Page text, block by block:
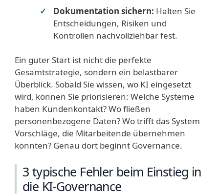
Dokumentation sichern: Halten Sie
Entscheidungen, Risiken und
Kontrollen nachvollziehbar fest.
Ein guter Start ist nicht die perfekte
Gesamtstrategie, sondern ein belastbarer
Überblick. Sobald Sie wissen, wo KI eingesetzt
wird, können Sie priorisieren: Welche Systeme
haben Kundenkontakt? Wo fließen
personenbezogene Daten? Wo trifft das System
Vorschläge, die Mitarbeitende übernehmen
könnten? Genau dort beginnt Governance.
3 typische Fehler beim Einstieg in
die KI-Governance